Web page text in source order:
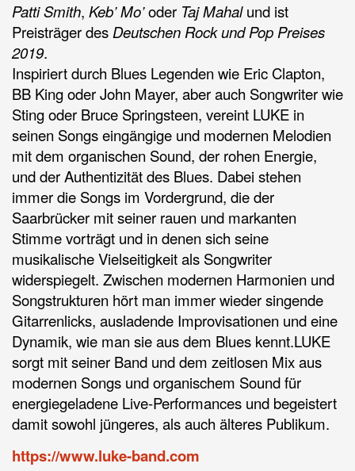
Patti Smith, Keb’ Mo’ oder Taj Mahal und ist
Preisträger des Deutschen Rock und Pop Preises
2019.
Inspiriert durch Blues Legenden wie Eric Clapton,
BB King oder John Mayer, aber auch Songwriter wie
Sting oder Bruce Springsteen, vereint LUKE in
seinen Songs eingängige und modernen Melodien
mit dem organischen Sound, der rohen Energie,
und der Authentizität des Blues. Dabei stehen
immer die Songs im Vordergrund, die der
Saarbrücker mit seiner rauen und markanten
Stimme vorträgt und in denen sich seine
musikalische Vielseitigkeit als Songwriter
widerspiegelt. Zwischen modernen Harmonien und
Songstrukturen hört man immer wieder singende
Gitarrenlicks, ausladende Improvisationen und eine
Dynamik, wie man sie aus dem Blues kennt.LUKE
sorgt mit seiner Band und dem zeitlosen Mix aus
modernen Songs und organischem Sound für
energiegeladene Live-Performances und begeistert
damit sowohl jüngeres, als auch älteres Publikum.
https://www.luke-band.com